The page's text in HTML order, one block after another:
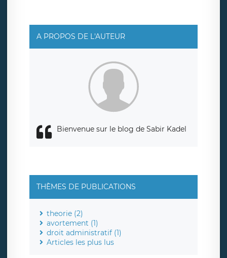
rue Léopold Sédar Senghor, joignable à l’adresse mail :
responsabledetraitement@legavox.fr. Vous avez
également le droit d’introduire une réclamation auprès
d’une autorité de contrôle.
A PROPOS DE L'AUTEUR
Bienvenue sur le blog de Sabir Kadel
THÈMES DE PUBLICATIONS
theorie (2)
avortement (1)
droit administratif (1)
Articles les plus lus